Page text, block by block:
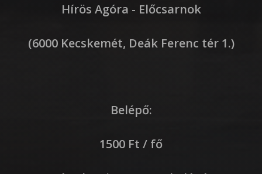
Hírös Agóra - Előcsarnok
(6000 Kecskemét, Deák Ferenc tér 1.)
Belépő:
1500 Ft / fő